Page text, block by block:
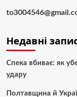
Недавні
Спека вбиває: як
удару
Полтавщина й